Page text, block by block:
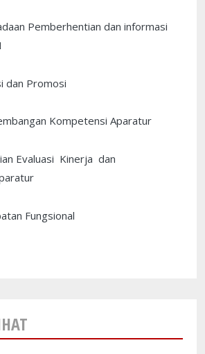
Pemberhentian dan informasi
dan Promosi
Kompetensi Aparatur
Evaluasi Kinerja dan
Fungsional